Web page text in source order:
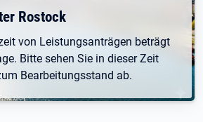
Rostock
von Leistungsanträgen beträgt
Bitte sehen Sie in dieser Zeit
Bearbeitungsstand ab.